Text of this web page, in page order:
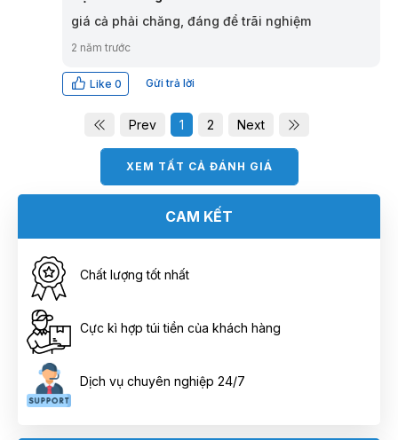
giá cả phải chăng, đáng để trãi nghiệm
2 năm trước
Like 0 Gửi trả lời
Prev 1 2 Next
XEM TẤT CẢ ĐÁNH GIÁ
CAM KẾT
Chất lượng tốt nhất
Cực kì hợp túi tiền của khách hàng
Dịch vụ chuyên nghiệp 24/7